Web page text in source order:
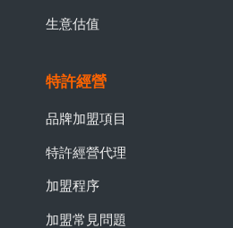
生意估值
特許經營
品牌加盟項目
特許經營代理
加盟程序
加盟常見問題